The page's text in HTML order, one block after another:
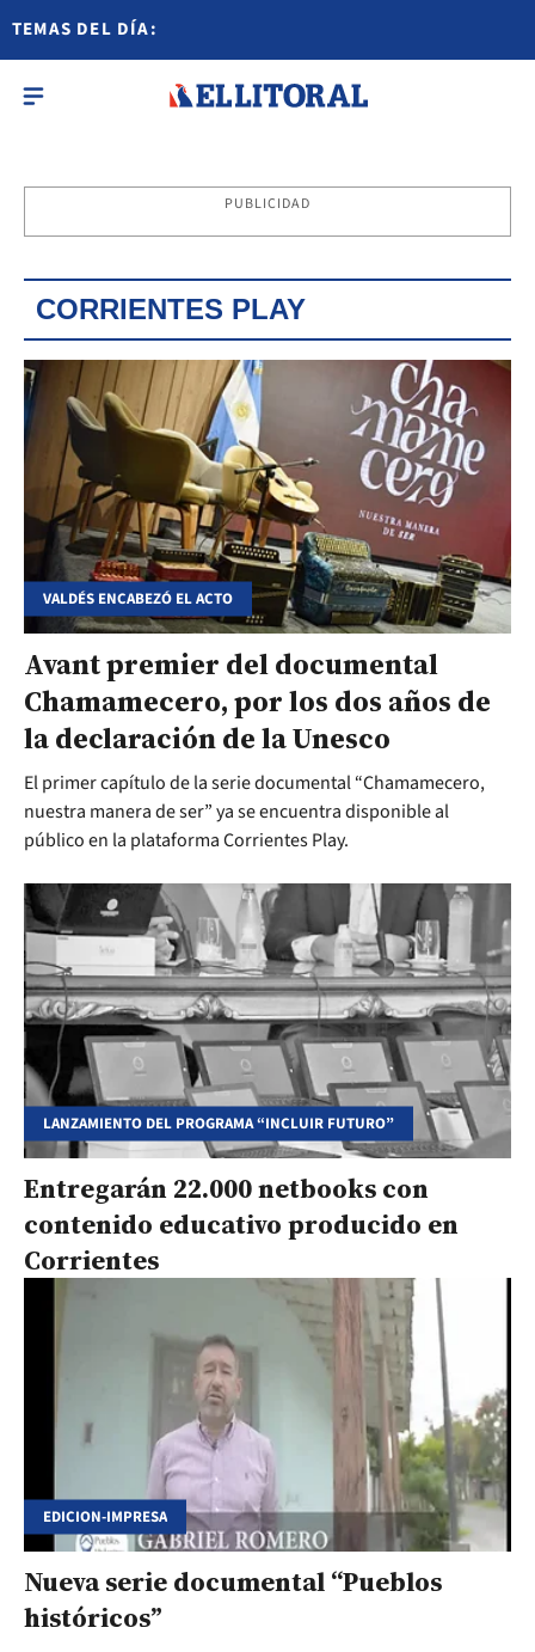
TEMAS DEL DÍA:
PUBLICIDAD
CORRIENTES PLAY
VALDÉS ENCABEZÓ EL ACTO
Avant premier del documental
Chamamecero, por los dos años de
la declaración de la Unesco
El primer capítulo de la serie documental “Chamamecero,
nuestra manera de ser” ya se encuentra disponible al
público en la plataforma Corrientes Play.
LANZAMIENTO DEL PROGRAMA “INCLUIR FUTURO”
Entregarán 22.000 netbooks con
contenido educativo producido en
Corrientes
EDICION-IMPRESA
Nueva serie documental “Pueblos
históricos”